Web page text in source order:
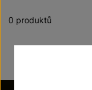
0 produktů